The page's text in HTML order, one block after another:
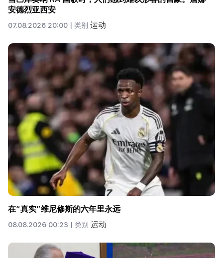
安德烈亚西安
07.08.2026 20:00 | 类别 运动
在“真实”维尼修斯的六年里永远
08.08.2026 00:23 | 类别 运动